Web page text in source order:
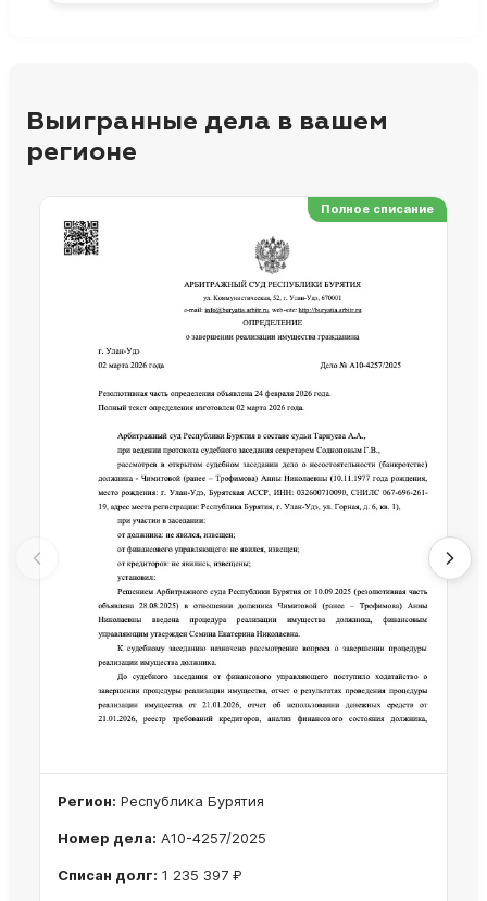
Выигранные дела в вашем
регионе
Полное списание
Регион: Республика Бурятия
Номер дела: А10-4257/2025
Списан долг: 1 235 397 ₽